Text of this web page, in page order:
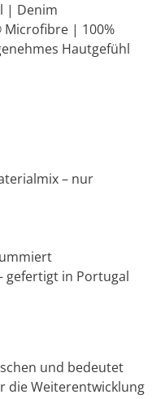
| Denim
| 100%
Hautgefühl
– nur
gefertigt in Portugal
und bedeutet
die Weiterentwicklung